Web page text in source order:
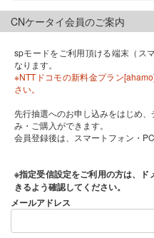
CNケータイ会員のご案内
spモードをご利用頂ける端末（ス
なります。
※NTTドコモの新料金プラン
さい。
先行抽選へのお申し込みをはじめ
み・ご購入ができます。
会員登録後は、スマートフォン・
※指定受信設定をご利用の方は、
きるよう確認してください。
メールアドレス